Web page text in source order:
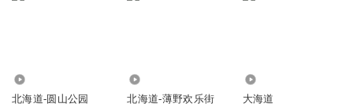
北海道-圆山公园 北海道-薄野欢乐街 大海道